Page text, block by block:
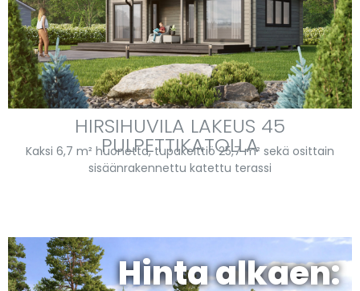
HIRSIHUVILA LAKEUS 45
PULPETTIKATOLLA
Kaksi 6,7 m² huonetta, tupakeittiö 25,7 m² sekä osittain
sisäänrakennettu katettu terassi
Hinta alkaen: